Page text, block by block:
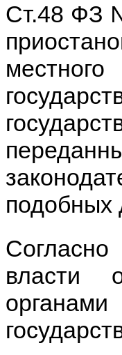
Ст.48 ФЗ
подобных
власти